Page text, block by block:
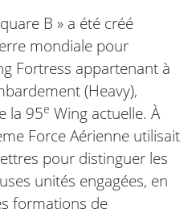
B » a été créé
mondiale pour
Fortress appartenant à
(Heavy),
la 95e Wing actuelle. À
Force Aérienne utilisait
pour distinguer les
unités engagées, en
formations de